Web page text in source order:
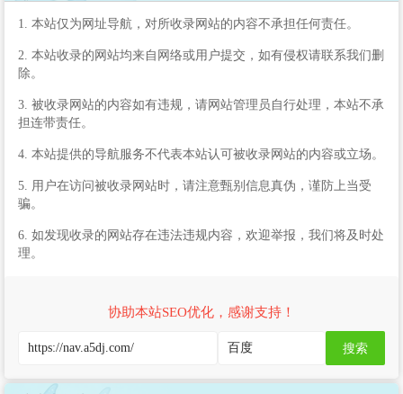
1. 本站仅为网址导航，对所收录网站的内容不承担任何责任。
2. 本站收录的网站均来自网络或用户提交，如有侵权请联系我们删
除。
3. 被收录网站的内容如有违规，请网站管理员自行处理，本站不承
担连带责任。
4. 本站提供的导航服务不代表本站认可被收录网站的内容或立场。
5. 用户在访问被收录网站时，请注意甄别信息真伪，谨防上当受
骗。
6. 如发现收录的网站存在违法违规内容，欢迎举报，我们将及时处
理。
协助本站SEO优化，感谢支持！
搜索